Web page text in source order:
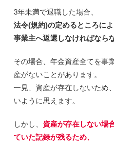
3年未満で退職した場合、
法令(規約)の定めるところに
事業主へ返還しなければなら
その場合、年金資産全てを事
産がないことがあります。
一見、資産が存在しないため
いように思えます。
しかし、 資産が存在しない場
ていた記録が残るため、